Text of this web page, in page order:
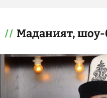
Маданият, шоу-